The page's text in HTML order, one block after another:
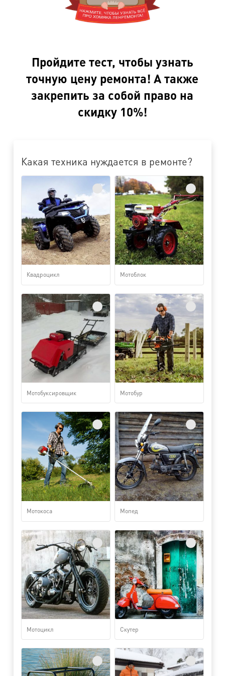
Пройдите тест, чтобы узнать
точную цену ремонта! А также
закрепить за собой право на
скидку 10%!
Какая техника нуждается в ремонте?
Квадроцикл Мотоблок
Мотобуксировщик Мотобур
Мотокоса Мопед
Мотоцикл Скутер